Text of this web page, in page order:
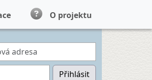
O projektu
adresa
Přihlásit